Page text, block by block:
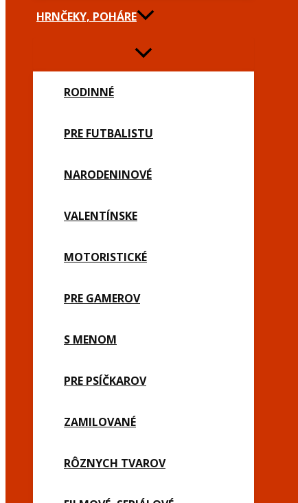
HRNČEKY, POHÁRE
RODINNÉ
PRE FUTBALISTU
NARODENINOVÉ
VALENTÍNSKE
MOTORISTICKÉ
PRE GAMEROV
S MENOM
PRE PSÍČKAROV
ZAMILOVANÉ
RÔZNYCH TVAROV